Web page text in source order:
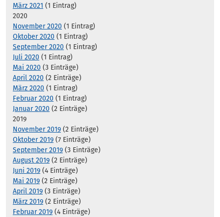
März 2021 (1 Eintrag)
2020
November 2020 (1 Eintrag)
Oktober 2020 (1 Eintrag)
September 2020 (1 Eintrag)
Juli 2020 (1 Eintrag)
Mai 2020 (3 Einträge)
April 2020 (2 Einträge)
März 2020 (1 Eintrag)
Februar 2020 (1 Eintrag)
Januar 2020 (2 Einträge)
2019
November 2019 (2 Einträge)
Oktober 2019 (7 Einträge)
September 2019 (3 Einträge)
August 2019 (2 Einträge)
Juni 2019 (4 Einträge)
Mai 2019 (2 Einträge)
April 2019 (3 Einträge)
März 2019 (2 Einträge)
Februar 2019 (4 Einträge)